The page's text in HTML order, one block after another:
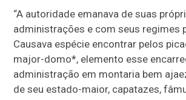
“A autoridade emanava de suas
administrações e com seus regimes
Causava espécie encontrar pelos
major-domo*, elemento esse
administração em montaria bem
de seu estado-maior, capatazes,